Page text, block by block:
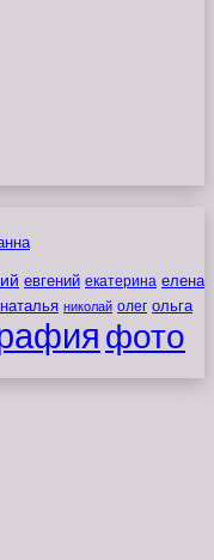
евгений екатерина елена
наталья николай олег ольга
фото